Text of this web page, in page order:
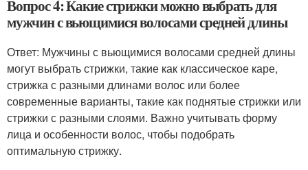
Вопрос 4: Какие стрижки можно выбрать для
мужчин с вьющимися волосами средней длины
Ответ: Мужчины с вьющимися волосами средней длины
могут выбрать стрижки, такие как классическое каре,
стрижка с разными длинами волос или более
современные варианты, такие как поднятые стрижки или
стрижки с разными слоями. Важно учитывать форму
лица и особенности волос, чтобы подобрать
оптимальную стрижку.